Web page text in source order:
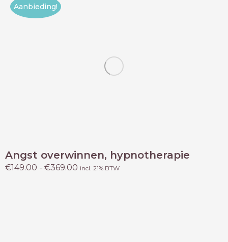
Aanbieding!
Angst overwinnen, hypnotherapie
€149.00 - €369.00 Prijsklasse:
incl. 21% BTW